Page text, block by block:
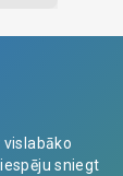
sniegt